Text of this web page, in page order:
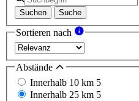
Suchen Suche
Sortieren nach
Abstände
Innerhalb 10 km 5
Innerhalb 25 km 5